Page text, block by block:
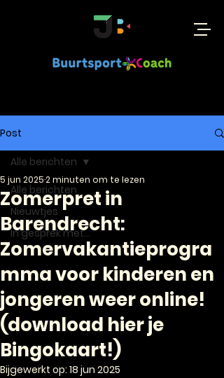
Post
Alle berichten
Nieuwtjes
In gesprek met...
Alle berichten
Zomerpret in
Barendrecht:
Zomervakantieprogra
mma voor kinderen en
jongeren weer online!
(download hier je
Bingokaart!)
5 jun 20252 minuten om te lezen
Bijgewerkt op: 18 jun 2025